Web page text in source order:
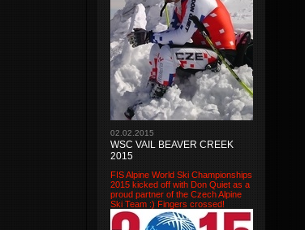
02.02.2015
WSC VAIL BEAVER CREEK
2015
FIS Alpine World Ski Championships
2015 kicked off with Don Quiet as a
proud partner of the Czech Alpine
Ski Team :) Fingers crossed!